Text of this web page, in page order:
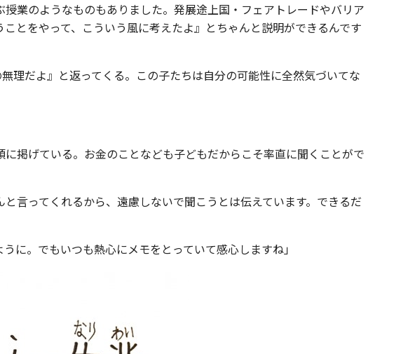
業のようなものもありました。発展途上国・フェアトレードやバリア
とをやって、こういう風に考えたよ』とちゃんと説明ができるんです
理だよ』と返ってくる。この子たちは自分の可能性に全然気づいてな
掲げている。お金のことなども子どもだからこそ率直に聞くことがで
言ってくれるから、遠慮しないで聞こうとは伝えています。できるだ
に。でもいつも熱心にメモをとっていて感心しますね」